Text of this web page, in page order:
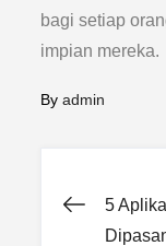
bagi setiap
impian mereka.
Byadmin
Post
5